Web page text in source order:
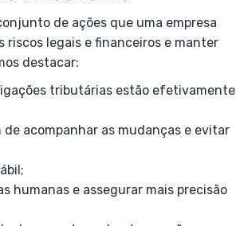
de ações que uma empresa
riscos legais e financeiros e manter
destacar:
tributárias estão efetivamente
acompanhar as mudanças e evitar
humanas e assegurar mais precisão